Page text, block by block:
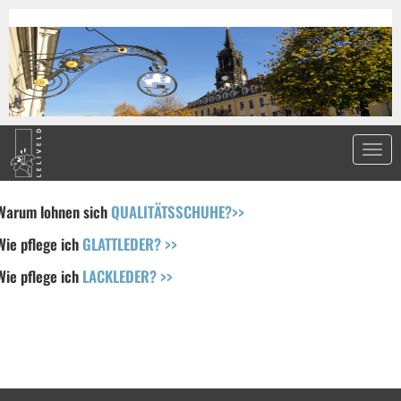
lohnen sichQUALITÄTSSCHUHE?>>
pflege ichGLATTLEDER? >>
pflege ich LACKLEDER? >>